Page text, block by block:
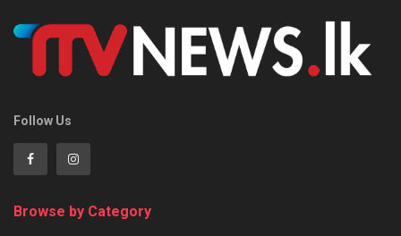
Follow Us
Browse by Category